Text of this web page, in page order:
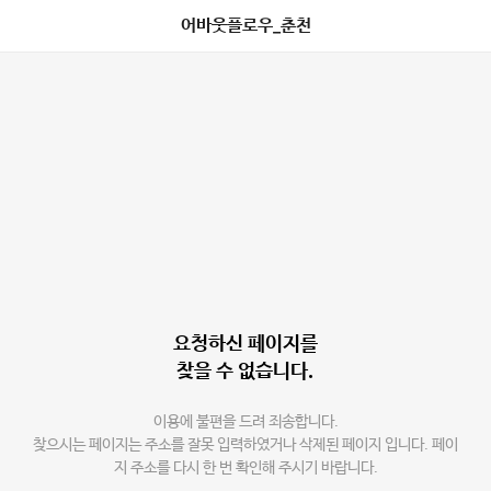
어바웃플로우_춘천
요청하신 페이지를
찾을 수 없습니다.
이용에 불편을 드려 죄송합니다.
찾으시는 페이지는 주소를 잘못 입력하였거나 삭제된 페이지 입니다. 페이
지 주소를 다시 한 번 확인해 주시기 바랍니다.